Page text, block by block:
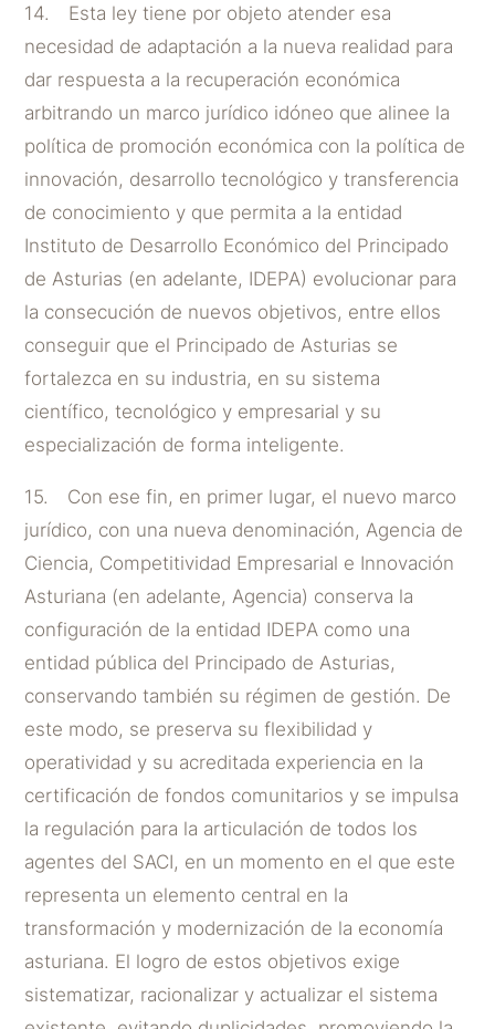
14. Esta ley tiene por objeto atender esa
necesidad de adaptación a la nueva realidad para
dar respuesta a la recuperación económica
arbitrando un marco jurídico idóneo que alinee la
política de promoción económica con la política de
innovación, desarrollo tecnológico y transferencia
de conocimiento y que permita a la entidad
Instituto de Desarrollo Económico del Principado
de Asturias (en adelante, IDEPA) evolucionar para
la consecución de nuevos objetivos, entre ellos
conseguir que el Principado de Asturias se
fortalezca en su industria, en su sistema
científico, tecnológico y empresarial y su
especialización de forma inteligente.
15. Con ese fin, en primer lugar, el nuevo marco
jurídico, con una nueva denominación, Agencia de
Ciencia, Competitividad Empresarial e Innovación
Asturiana (en adelante, Agencia) conserva la
configuración de la entidad IDEPA como una
entidad pública del Principado de Asturias,
conservando también su régimen de gestión. De
este modo, se preserva su flexibilidad y
operatividad y su acreditada experiencia en la
certificación de fondos comunitarios y se impulsa
la regulación para la articulación de todos los
agentes del SACI, en un momento en el que este
representa un elemento central en la
transformación y modernización de la economía
asturiana. El logro de estos objetivos exige
sistematizar, racionalizar y actualizar el sistema